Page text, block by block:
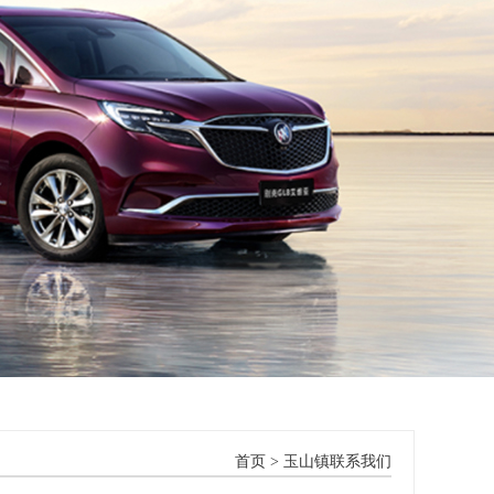
首页 > 玉山镇联系我们